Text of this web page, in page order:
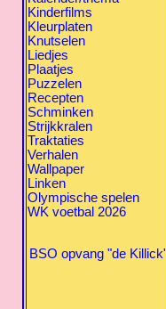
Kinderfilms
Kleurplaten
Knutselen
Liedjes
Plaatjes
Puzzelen
Recepten
Schminken
Strijkkralen
Traktaties
Verhalen
Wallpaper
Linken
Olympische spelen
WK voetbal 2026
BSO opvang "de